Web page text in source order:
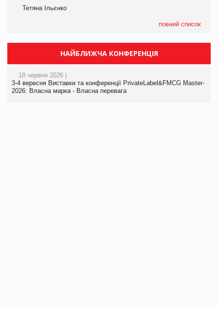
Тетяна Ільєнко
повний список
НАЙБЛИЖЧА КОНФЕРЕНЦІЯ
18 червня 2026 |
3-4 вересня Виставки та конференції PrivateLabel&FMCG Master-
2026: Власна марка - Власна перевага